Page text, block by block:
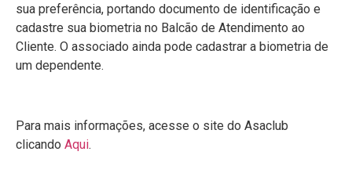
sua preferência, portando documento de identificação e
cadastre sua biometria no Balcão de Atendimento ao
Cliente. O associado ainda pode cadastrar a biometria de
um dependente.
Para mais informações, acesse o site do Asaclub
clicando Aqui.